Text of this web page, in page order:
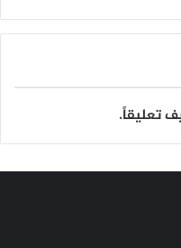
تعليقاً.